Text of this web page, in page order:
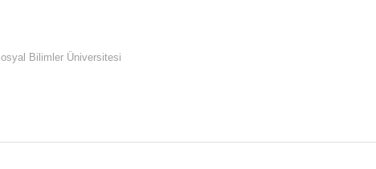
Bilimler Üniversitesi